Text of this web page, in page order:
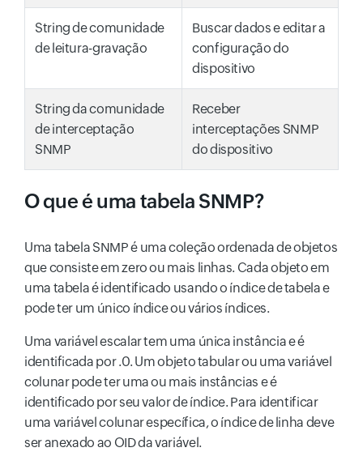
String de comunidade
de leitura-gravação
Buscar dados e editar a
configuração do
dispositivo
String da comunidade
de interceptação
SNMP
Receber
interceptações SNMP
do dispositivo
O que é uma tabela SNMP?
Uma tabela SNMP é uma coleção ordenada de objetos
que consiste em zero ou mais linhas. Cada objeto em
uma tabela é identificado usando o índice de tabela e
pode ter um único índice ou vários índices.
Uma variável escalar tem uma única instância e é
identificada por .0. Um objeto tabular ou uma variável
colunar pode ter uma ou mais instâncias e é
identificado por seu valor de índice. Para identificar
uma variável colunar específica, o índice de linha deve
ser anexado ao OID da variável.